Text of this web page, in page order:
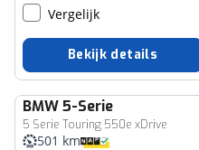
Vergelijk
Bekijk details
BMW5-Serie
5 Serie Touring 550e xDrive
501 km